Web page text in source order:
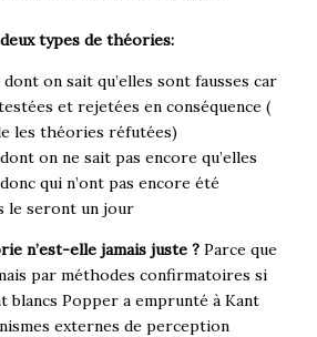
types de théories:
on sait qu’elles sont fausses car
et rejetées en conséquence (
les théories réfutées)
on ne sait pas encore qu’elles
qui n’ont pas encore été
le seront un jour
n’est-elle jamais juste ? Parce que
par méthodes confirmatoires si
blancs Popper a emprunté à Kant
externes de perception